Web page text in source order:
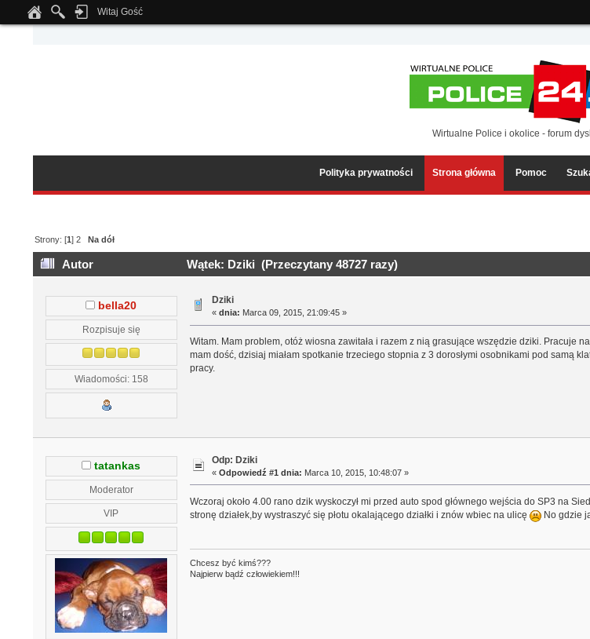
Notice: Undefined index: tapatalk_body_hook in
Witaj Gość
Wirtualne Police i okolice - forum
Polityka prywatności Strona główna Pomoc
Strony: [1]2 Na dół
Autor Wątek: Dziki (Przeczytany 48727 razy)
bella20
Rozpisuje się
Wiadomości: 158
Dziki
«dnia: Marca 09, 2015, 21:09:45 »
Witam. Mam problem, otóż wiosna zawitała i razem z nią grasujące wszędzie dziki. Pracuje
mam dość, dzisiaj miałam spotkanie trzeciego stopnia z 3 dorosłymi osobnikami pod samą
pracy.
tatankas
Moderator
VIP
Odp: Dziki
«Odpowiedź #1 dnia: Marca 10, 2015, 10:48:07 »
Wczoraj około 4.00 rano dzik wyskoczył mi przed auto spod głównego wejścia do SP3 na
stronę działek,by wystraszyć się płotu okalającego działki i znów wbiec na ulicę
No gdzie
Chcesz być kimś???
Najpierw bądź człowiekiem!!!